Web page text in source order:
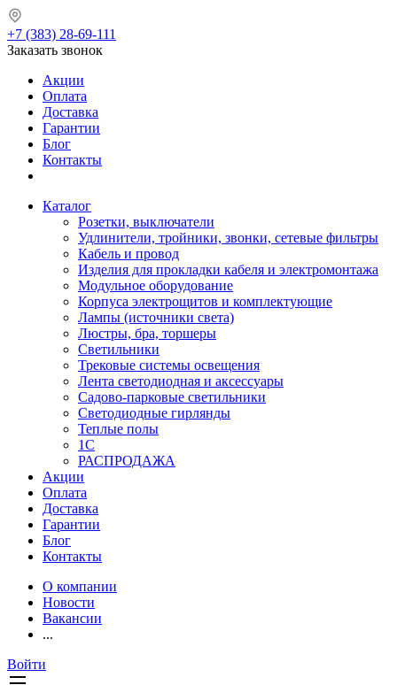
+7 (383) 28-69-111
Заказать звонок
Акции
Оплата
Доставка
Гарантии
Блог
Контакты
Каталог
Розетки, выключатели
Удлинители, тройники, звонки, сетевые фильтры
Кабель и провод
Изделия для прокладки кабеля и электромонтажа
Модульное оборудование
Корпуса электрощитов и комплектующие
Лампы (источники света)
Люстры, бра, торшеры
Светильники
Трековые системы освещения
Лента светодиодная и аксессуары
Садово-парковые светильники
Светодиодные гирлянды
Теплые полы
1С
РАСПРОДАЖА
Акции
Оплата
Доставка
Гарантии
Блог
Контакты
О компании
Новости
Вакансии
...
Войти